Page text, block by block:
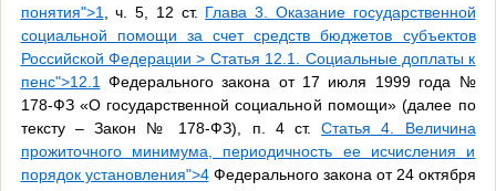
понятия">1, ч. 5, 12 ст. Глава 3. Оказание государственной
социальной помощи за счет средств бюджетов субъектов
Российской Федерации > Статья 12.1. Социальные доплаты к
пенс">12.1Федерального закона от 17 июля 1999 года №
178-ФЗ «О государственной социальной помощи» (далее по
тексту – Закон № 178-ФЗ), п. 4 ст.Статья 4. Величина
прожиточного минимума, периодичность ее исчисления и
порядок установления">4Федерального закона от 24 октября